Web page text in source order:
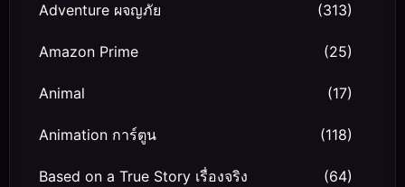
Adventure ผจญภัย (313)
Amazon Prime (25)
Animal (17)
Animation การ์ตูน (118)
Based on a True Story เรื่องจริง (64)